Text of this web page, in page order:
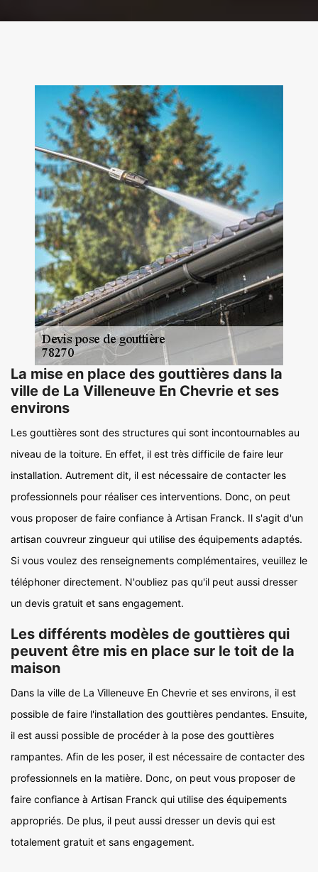
La mise en place des gouttières dans la
ville de La Villeneuve En Chevrie et ses
environs
Les gouttières sont des structures qui sont incontournables au
niveau de la toiture. En effet, il est très difficile de faire leur
installation. Autrement dit, il est nécessaire de contacter les
professionnels pour réaliser ces interventions. Donc, on peut
vous proposer de faire confiance à Artisan Franck. Il s'agit d'un
artisan couvreur zingueur qui utilise des équipements adaptés.
Si vous voulez des renseignements complémentaires, veuillez le
téléphoner directement. N'oubliez pas qu'il peut aussi dresser
un devis gratuit et sans engagement.
Les différents modèles de gouttières qui
peuvent être mis en place sur le toit de la
maison
Dans la ville de La Villeneuve En Chevrie et ses environs, il est
possible de faire l'installation des gouttières pendantes. Ensuite,
il est aussi possible de procéder à la pose des gouttières
rampantes. Afin de les poser, il est nécessaire de contacter des
professionnels en la matière. Donc, on peut vous proposer de
faire confiance à Artisan Franck qui utilise des équipements
appropriés. De plus, il peut aussi dresser un devis qui est
totalement gratuit et sans engagement.